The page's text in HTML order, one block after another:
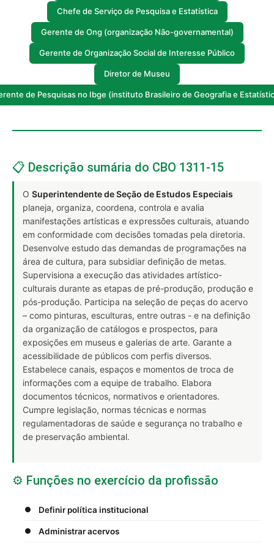
Chefe de Serviço de Pesquisa e Estatística
Gerente de Ong (organização Não-governamental)
Gerente de Organização Social de Interesse Público
Diretor de Museu
de Pesquisas no Ibge (instituto Brasileiro de Geografia e
📋 Descrição sumária do CBO 1311-15
O Superintendente de Seção de Estudos Especiais
planeja, organiza, coordena, controla e avalia
manifestações artísticas e expressões culturais, atuando
em conformidade com decisões tomadas pela diretoria.
Desenvolve estudo das demandas de programações na
área de cultura, para subsidiar definição de metas.
Supervisiona a execução das atividades artístico-
culturais durante as etapas de pré-produção, produção e
pós-produção. Participa na seleção de peças do acervo
– como pinturas, esculturas, entre outras - e na definição
da organização de catálogos e prospectos, para
exposições em museus e galerias de arte. Garante a
acessibilidade de públicos com perfis diversos.
Estabelece canais, espaços e momentos de troca de
informações com a equipe de trabalho. Elabora
documentos técnicos, normativos e orientadores.
Cumpre legislação, normas técnicas e normas
regulamentadoras de saúde e segurança no trabalho e
de preservação ambiental.
⚙️ Funções no exercício da profissão
Definir política institucional
Administrar acervos